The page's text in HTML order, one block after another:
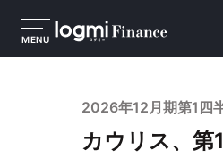
MENU
2026年12月期第1四
カウリス、第